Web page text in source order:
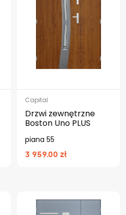
Capital
Drzwi zewnętrzne
Boston Uno PLUS
piana 55
3 959.00 zł